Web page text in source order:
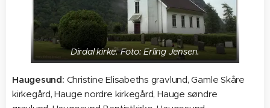
Dirdal kirke. Foto: Erling Jensen.
Haugesund: Christine Elisabeths gravlund, Gamle Skåre
kirkegård, Hauge nordre kirkegård, Hauge søndre